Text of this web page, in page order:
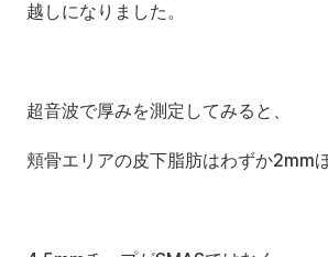
越しになりました。
超音波で厚みを測定してみると、
頬骨エリアの皮下脂肪はわずか2mm